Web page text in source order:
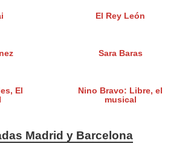
El Rey León
Sara Baras
El
Nino Bravo: Libre, el
musical
Madrid y Barcelona